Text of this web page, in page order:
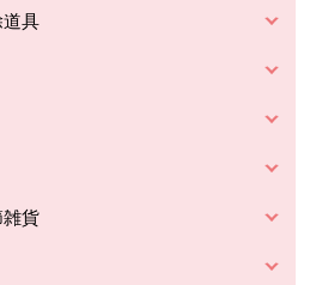
具
雑貨